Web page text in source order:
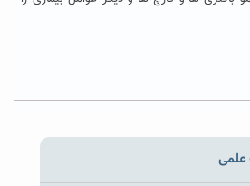
علمی